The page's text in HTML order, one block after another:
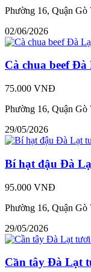
Phường 16, Quận
02/06/2026
Cà chua beef
75.000 VNĐ
Phường 16, Quận
29/05/2026
Bí hạt đậu Đà
95.000 VNĐ
Phường 16, Quận
29/05/2026
Cần tây Đà Lạt